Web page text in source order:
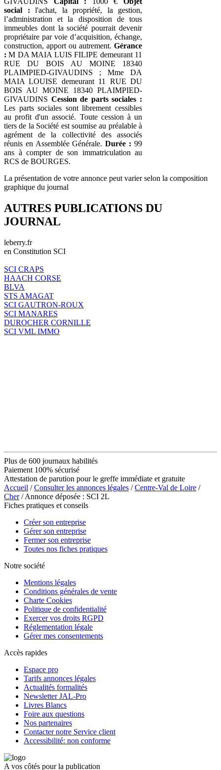
social : l'achat, la propriété, la gestion,
l’administration et la disposition de tous
immeubles dont la société pourrait devenir
propriétaire par voie d’acquisition, échange,
construction, apport ou autrement. Gérance
: M DA MAIA LUIS FILIPE demeurant 11
RUE DU BOIS AU MOINE 18340
PLAIMPIED-GIVAUDINS ; Mme DA
MAIA LOUISE demeurant 11 RUE DU
BOIS AU MOINE 18340 PLAIMPIED-
GIVAUDINS Cession de parts sociales :
Les parts sociales sont librement cessibles
au profit d'un associé. Toute cession à un
tiers de la Société est soumise au préalable à
agrément de la collectivité des associés
réunis en Assemblée Générale.Durée : 99
ans à compter de son immatriculation au
RCS de BOURGES.
La présentation de votre annonce peut varier selon la composition
graphique du journal
AUTRES PUBLICATIONS DU
JOURNAL
leberry.fr
en Constitution SCI
SCI CRAPS
HAACH CORSE
BLVA
STS AMAGAT
SCI GAUTRON-ROUX
SCI MANARES
DUROCHER CORNILLE
SCI VML IMMO
Plus de 600 journaux habilités
Paiement 100% sécurisé
Attestation de parution pour le greffe immédiate et gratuite
Accueil /Consulter les annonces légales /Centre-Val de Loire /
Cher/ Annonce déposée : SCI 2L
Fiches pratiques et conseils
Créer son entreprise
Gérer son entreprise
Fermer son entreprise
Toutes nos fiches pratiques
Notre société
Mentions légales
Conditions générales de vente
Charte Cookies
Politique de confidentialité
Exercer vos droits RGPD
Réglementation légale
Gérer mes consentements
Accès rapides
Espace pro
Tarifs annonces légales
Actualités formalités
Newsletter JAL-Pro
Livres Blancs
Foire aux questions
Nos partenaires
Contacter notre Service client
Accessibilité: non conforme
A vos côtés pour la publication